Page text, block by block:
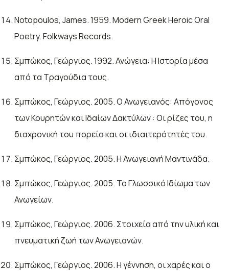
Notopoulos, James. 1959. Modern Greek Heroic Oral
Poetry. Folkways Records.
Σμπώκος, Γεώργιος. 1992. Ανώγεια: Η Ιστορία μέσα
από τα Τραγούδια τους.
Σμπώκος, Γεώργιος. 2005. Ο Ανωγειανός: Απόγονος
των Κουρητών και Ιδαίων Δακτύλων : Οι ρίζες του, η
διαχρονική του πορεία και οι ιδιαιτερότητές του.
Σμπώκος, Γεώργιος. 2005. Η Ανωγειανή Μαντινάδα.
Σμπώκος, Γεώργιος. 2005. Το Γλωσσικό Ιδίωμα των
Ανωγείων.
Σμπώκος, Γεώργιος. 2006. Στοιχεία από την υλική και
πνευματική ζωή των Ανωγειανών.
Σμπώκος, Γεώργιος. 2006. Η γέννηση, οι χαρές και ο